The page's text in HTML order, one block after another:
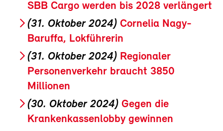
SBB Cargo werden bis 2028 verlängert
(31. Oktober 2024) Cornelia Nagy-
Baruffa, Lokführerin
(31. Oktober 2024) Regionaler
Personenverkehr braucht 3850
Millionen
(30. Oktober 2024) Gegen die
Krankenkassenlobby gewinnen